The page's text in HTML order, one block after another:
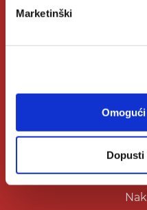
Marketinški
Dopusti